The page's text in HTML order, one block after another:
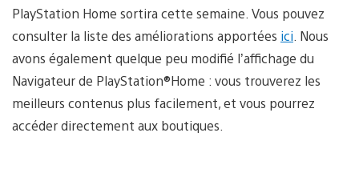
PlayStation Home sortira cette semaine. Vous pouvez
consulter la liste des améliorations apportées ici . Nous
avons également quelque peu modifié l’affichage du
Navigateur de PlayStation®Home : vous trouverez les
meilleurs contenus plus facilement, et vous pourrez
accéder directement aux boutiques.